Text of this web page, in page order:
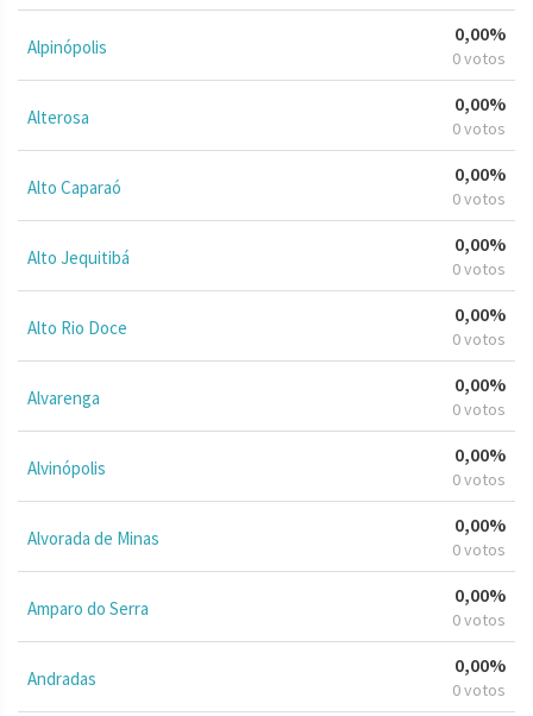
Alpinópolis
0,00%
0 votos
Alterosa
0,00%
0 votos
Alto Caparaó
0,00%
0 votos
Alto Jequitibá
0,00%
0 votos
Alto Rio Doce
0,00%
0 votos
Alvarenga
0,00%
0 votos
Alvinópolis
0,00%
0 votos
Alvorada de Minas
0,00%
0 votos
Amparo do Serra
0,00%
0 votos
Andradas
0,00%
0 votos